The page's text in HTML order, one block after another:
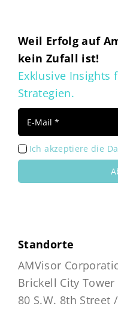
Weil Erfolg auf
kein Zufall ist!
Exklusive Insights
Strategien.
Ich akzeptiere die
Standorte
AMVisor
Brickell City Tower
80 S.W. 8th Street